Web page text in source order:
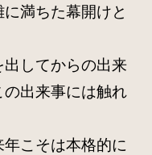
満ちた幕開けと
してからの出来
出来事には触れ
こそは本格的に